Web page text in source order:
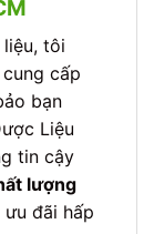
tôi
cấp
bạn
Liệu
tin cậy
lượng
ưu đãi hấp